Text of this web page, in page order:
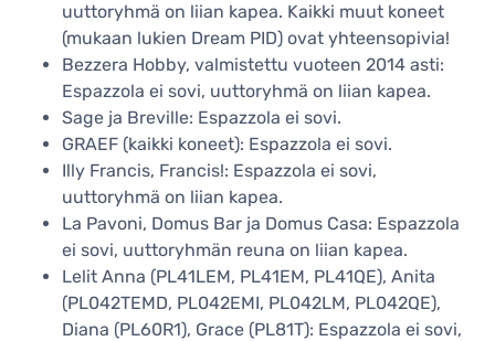
uuttoryhmä on liian kapea. Kaikki muut koneet
(mukaan lukien Dream PID) ovat yhteensopivia!
Bezzera Hobby, valmistettu vuoteen 2014 asti:
Espazzola ei sovi, uuttoryhmä on liian kapea.
Sage ja Breville: Espazzola ei sovi.
GRAEF (kaikki koneet): Espazzola ei sovi.
Illy Francis, Francis!: Espazzola ei sovi,
uuttoryhmä on liian kapea.
La Pavoni, Domus Bar ja Domus Casa: Espazzola
ei sovi, uuttoryhmän reuna on liian kapea.
Lelit Anna (PL41LEM, PL41EM, PL41QE), Anita
(PL042TEMD, PL042EMI, PL042LM, PL042QE),
Diana (PL60R1), Grace (PL81T): Espazzola ei sovi,